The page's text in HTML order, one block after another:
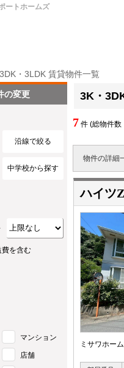
ートホームズ
・3LDK 賃貸物件一覧
3K・
7 件 (総物件数
物件の詳細
ハイツ
ミサワホー
の変更
沿線で絞る
中学校から探す
費を含む
マンション
店舗